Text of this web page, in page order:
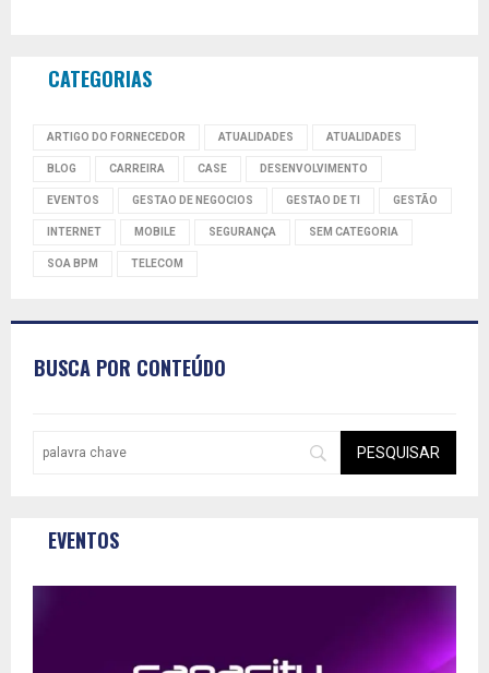
CATEGORIAS
ARTIGO DO FORNECEDOR ATUALIDADES ATUALIDADES
BLOG CARREIRA CASE DESENVOLVIMENTO
EVENTOS GESTAO DE NEGOCIOS GESTAO DE TI GESTÃO
INTERNET MOBILE SEGURANÇA SEM CATEGORIA
SOA BPM TELECOM
BUSCA POR CONTEÚDO
EVENTOS